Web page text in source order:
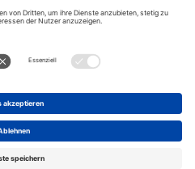
SEPA Lastschrift
Kreditkarte
Rechnungskauf